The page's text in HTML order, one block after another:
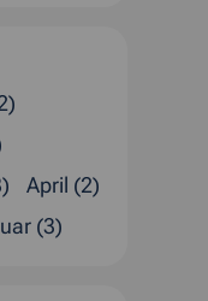
April (2)
(3)